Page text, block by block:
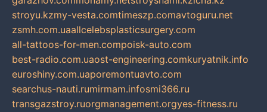
stroyu.kzmy-vesta.comtimeszp.comavtoguru.net
zsmh.com.uaallcelebsplasticsurgery.com
all-tattoos-for-men.compoisk-auto.com
best-radio.com.uaost-engineering.comkuryatnik.info
euroshiny.com.uaporemontuavto.com
searchus-nauti.rumirmam.infosmi366.ru
transgazstroy.ruorgmanagement.orgyes-fitness.ru